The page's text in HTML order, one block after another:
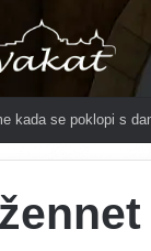
kada se poklopi s